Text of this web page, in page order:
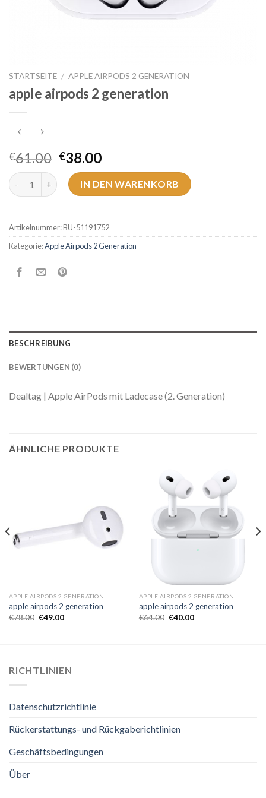
STARTSEITE / APPLE AIRPODS 2 GENERATION
apple airpods 2 generation
€61.00 €38.00
apple airpods 2 generation Menge
IN DEN WARENKORB
Artikelnummer:BU-51191752
Kategorie:Apple Airpods 2 Generation
BESCHREIBUNG
BEWERTUNGEN (0)
Dealtag | Apple AirPods mit Ladecase (2. Generation)
ÄHNLICHE PRODUKTE
APPLE AIRPODS 2 GENERATION
apple airpods 2 generation
€78.00 €49.00
APPLE AIRPODS 2 GENERATION
apple airpods 2 generation
€64.00 €40.00
RICHTLINIEN
Datenschutzrichtlinie
Rückerstattungs- und Rückgaberichtlinien
Geschäftsbedingungen
Über